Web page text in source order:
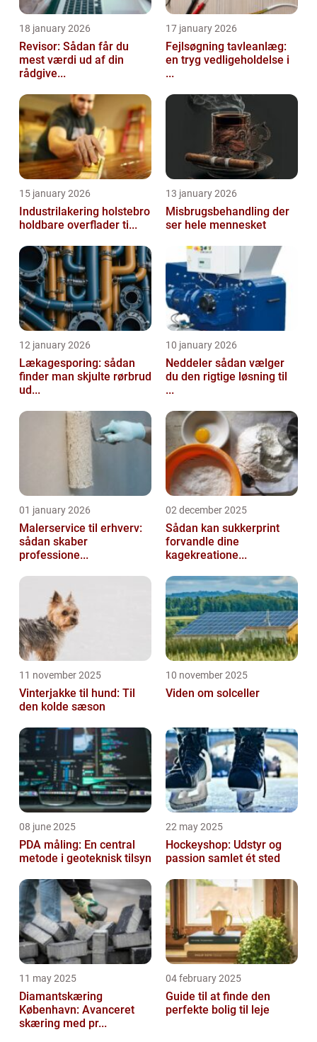
18 january 2026
Revisor: Sådan får du
mest værdi ud af din
rådgive...
17 january 2026
Fejlsøgning tavleanlæg:
en tryg vedligeholdelse i
...
15 january 2026
Industrilakering holstebro
holdbare overflader ti...
13 january 2026
Misbrugsbehandling der
ser hele mennesket
12 january 2026
Lækagesporing: sådan
finder man skjulte rørbrud
ud...
10 january 2026
Neddeler sådan vælger
du den rigtige løsning til
...
01 january 2026
Malerservice til erhverv:
sådan skaber
professione...
02 december 2025
Sådan kan sukkerprint
forvandle dine
kagekreatione...
11 november 2025
Vinterjakke til hund: Til
den kolde sæson
10 november 2025
Viden om solceller
08 june 2025
PDA måling: En central
metode i geoteknisk tilsyn
22 may 2025
Hockeyshop: Udstyr og
passion samlet ét sted
11 may 2025
Diamantskæring
København: Avanceret
skæring med pr...
04 february 2025
Guide til at finde den
perfekte bolig til leje